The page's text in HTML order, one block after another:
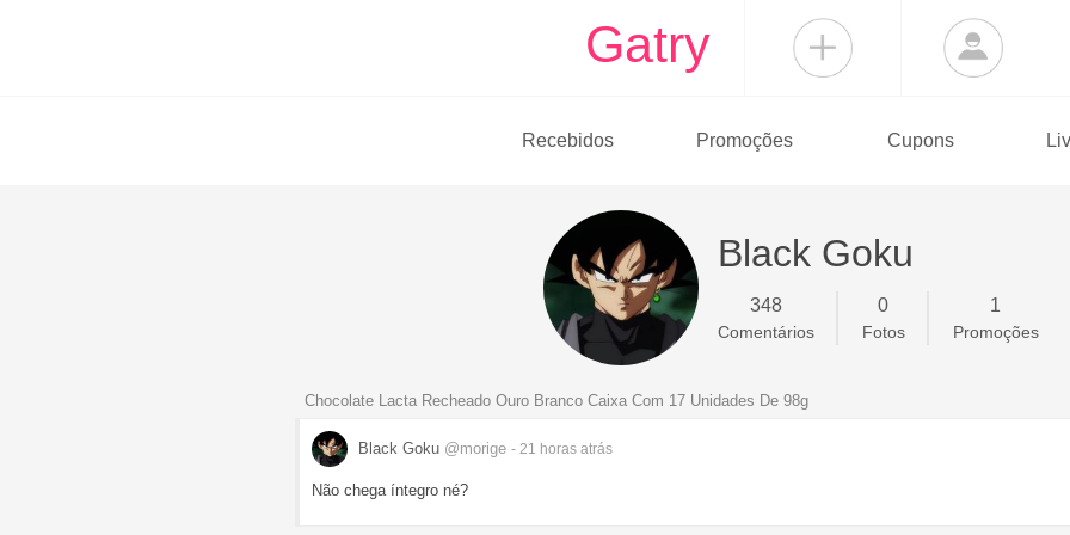
Gatry
Recebidos Promoções Cupons
Black Goku
348
Comentários
0
Fotos
1
Promoções
Chocolate Lacta Recheado Ouro Branco Caixa Com 17 Unidades De 98g
Black Goku @morige - 21 horas atrás
Não chega íntegro né?